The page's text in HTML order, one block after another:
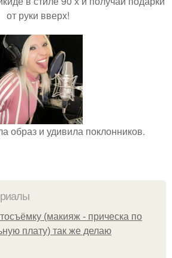
от руки вверх!
образ и удивила поклонников.
(макияж - прическа по
плату) так же делаю